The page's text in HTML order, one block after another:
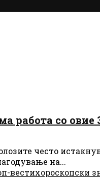
работа со
често
на...
вестихороскопски